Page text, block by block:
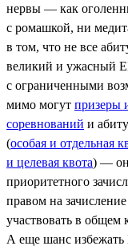
нервы — как
с ромашкой, ни
в том, что не все
великий и ужасный
с ограниченными
мимо могут призеры
соревнований и
(особая и отдельная
и целевая квота) —
приоритетного
правом на
участвовать в
А еще шанс избежать